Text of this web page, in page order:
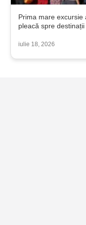
Prima mare
pleacă spre
iulie 18, 2026